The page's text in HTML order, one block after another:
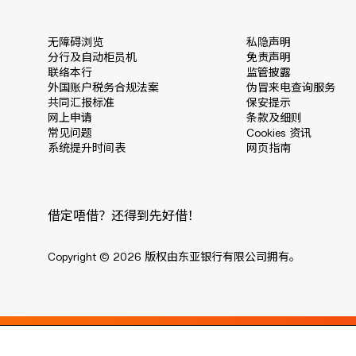
无障碍浏览
分行及自动柜员机
联络本行
外国账户税务合规法案
共同汇报标准
网上申请
常见问题
系统提升时间表
私隐声明
免责声明
监管披露
伪冒来电查询服务
保安提示
条款及细则
Cookies 资讯
网页指南
借定唔借？还得到先好借！
Copyright © 2026 版权由东亚银行有限公司拥有。